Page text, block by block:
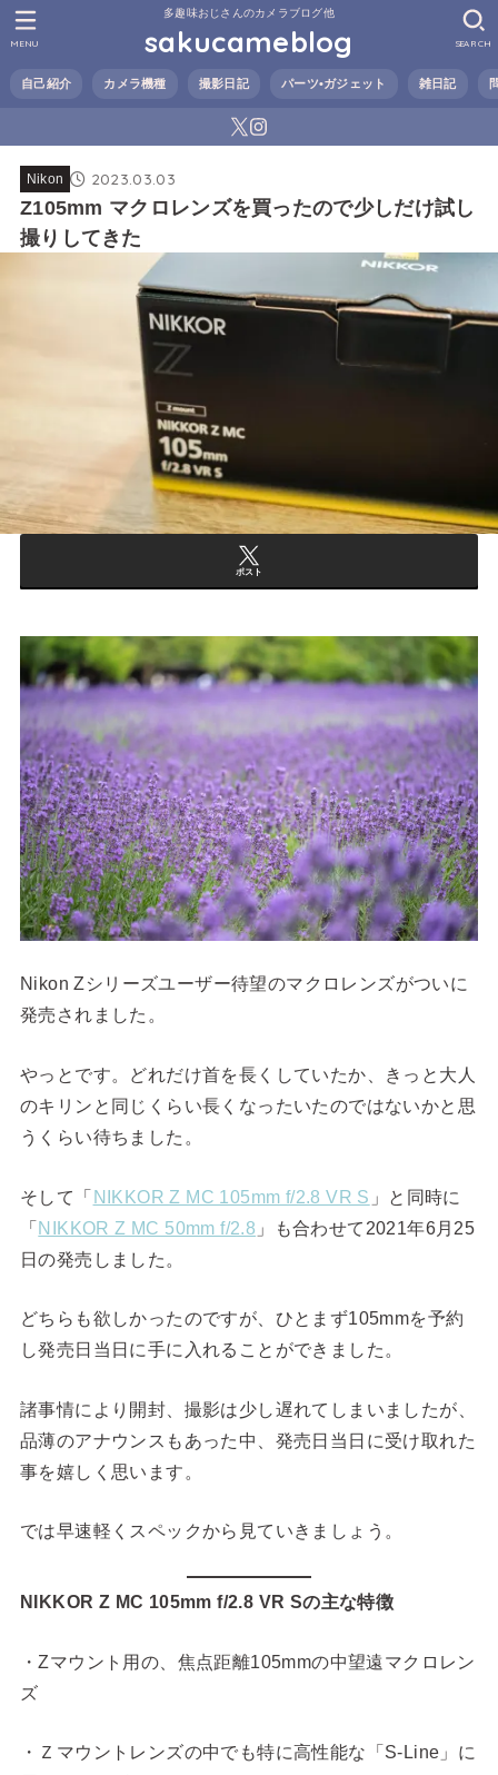
多趣味おじさんのカメラブログ他
sakucameblog
自己紹介 カメラ機種 撮影日記 パーツ•ガジェット 雑日記
SEARCH
MENU
Nikon 2023.03.03
Z105mm マクロレンズを買ったので少しだけ試し
撮りしてきた
ポスト
Nikon Zシリーズユーザー待望のマクロレンズがついに
発売されました。
やっとです。どれだけ首を長くしていたか、きっと大人
のキリンと同じくらい長くなったいたのではないかと思
うくらい待ちました。
そして「 NIKKOR Z MC 105mm f/2.8 VR S 」と同時に
「 NIKKOR Z MC 50mm f/2.8 」も合わせて2021年6月25
日の発売しました。
どちらも欲しかったのですが、ひとまず105mmを予約
し発売日当日に手に入れることができました。
諸事情により開封、撮影は少し遅れてしまいましたが、
品薄のアナウンスもあった中、発売日当日に受け取れた
事を嬉しく思います。
では早速軽くスペックから見ていきましょう。
NIKKOR Z MC 105mm f/2.8 VR Sの主な特徴
・Zマウント用の、焦点距離105mmの中望遠マクロレン
ズ
・Ｚマウントレンズの中でも特に高性能な「S-Line」に